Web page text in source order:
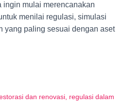
ingin mulai merencanakan
menilai regulasi, simulasi
yang paling sesuai dengan aset
dan renovasi, regulasi dalam